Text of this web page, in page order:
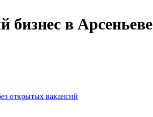
в Арсеньеве
открытых вакансий